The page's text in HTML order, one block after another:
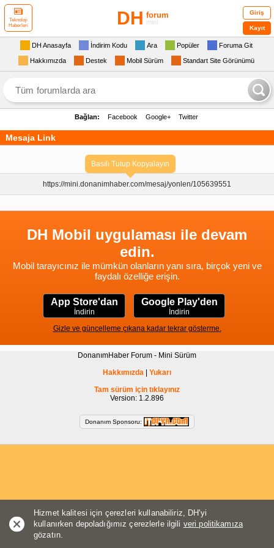
Teknoloji
Haberleri
DH forum
mini
Giriş
Kayıt
DH Anasayfa İndirim Kodu Ara Popüler Foruma Git
Hakkımızda Destek Mobil Sürüm Standart Site Görünümü
Bağlan: Facebook Google+ Twitter
Mesaja Link
Basılı Tutup Kopyalayın
https://mini.donanimhaber.com/mesaj/yonlen/105639551
DH Mobil uygulaması ile devam
edin.
Mobil tarayıcınız ile mümkün olanların yanı sıra, birçok yeni ve
faydalı özelliğe erişin.
App Store'dan
İndirin
Google Play'den
İndirin
Gizle ve güncelleme çıkana kadar tekrar gösterme.
DonanımHaber Forum - Mini Sürüm
Hakkımızda
Yukarı
Tam sürüm için tıklayınız
Version: 1.2.896
Donanım Sponsoru:
Hizmet kalitesi için çerezleri kullanabiliriz, DH'yi
kullanırken depoladığımız çerezlerle ilgili veri politikamıza
gözatın.